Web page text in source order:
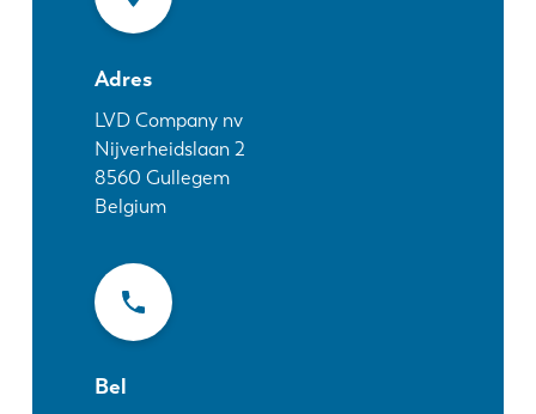
Adres
LVD Company nv
Nijverheidslaan 2
8560 Gullegem
Belgium
Bel
Ontdek LVD
Klantenverhalen
Kenniscentrum
Sectoren en oplossingen
Contacteer ons